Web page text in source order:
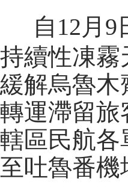
自 12月
持續性凍霧
緩解烏魯木
轉運滯留旅
轄區民航各
至吐魯番機